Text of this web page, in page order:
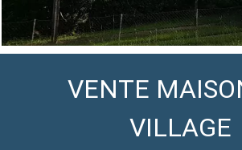
VENTE
VILLAGE